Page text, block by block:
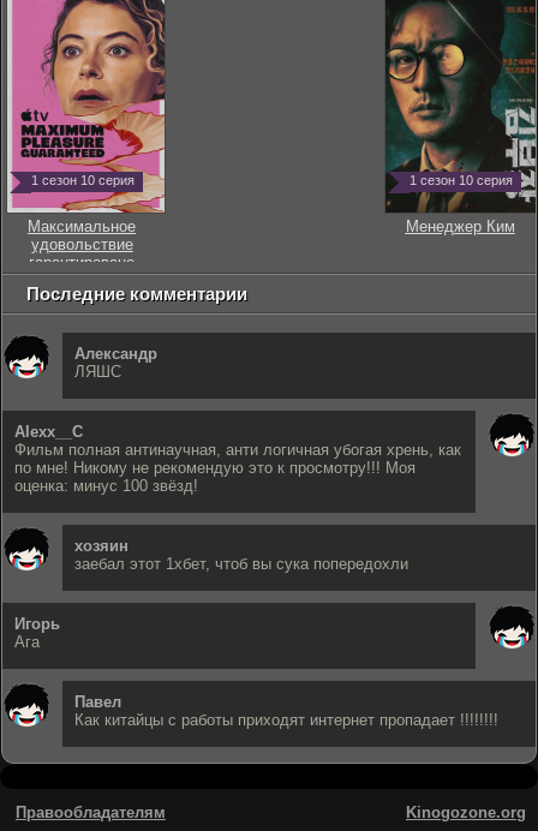
1 сезон 10 серия
Максимальное
удовольствие
гарантировано
1 сезон 10 серия
Менеджер Ким
Последние комментарии
Александр
ЛЯШС
Alexx__C
Фильм полная антинаучная, анти логичная убогая хрень, как
по мне! Никому не рекомендую это к просмотру!!! Моя
оценка: минус 100 звёзд!
хозяин
заебал этот 1хбет, чтоб вы сука попередохли
Игорь
Ага
Павел
Как китайцы с работы приходят интернет пропадает !!!!!!!!
Правообладателям Kinogozone.org